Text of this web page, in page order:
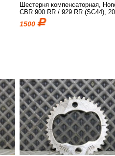
Шестерня компенсаторная,
CBR 900 RR / 929 RR (SC44),
1500